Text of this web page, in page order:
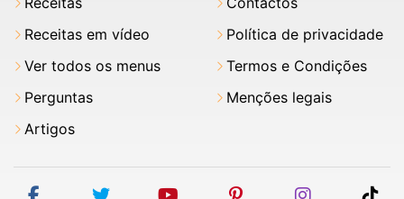
Receitas em vídeo
Ver todos os menus
Perguntas
Artigos
Política de privacidade
Termos e Condições
Menções legais
facebooktwitter youtubepinterestinstagram